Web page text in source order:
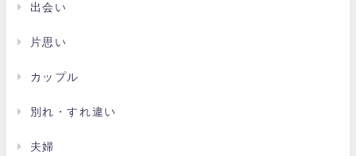
出会い
片思い
カップル
別れ・すれ違い
夫婦